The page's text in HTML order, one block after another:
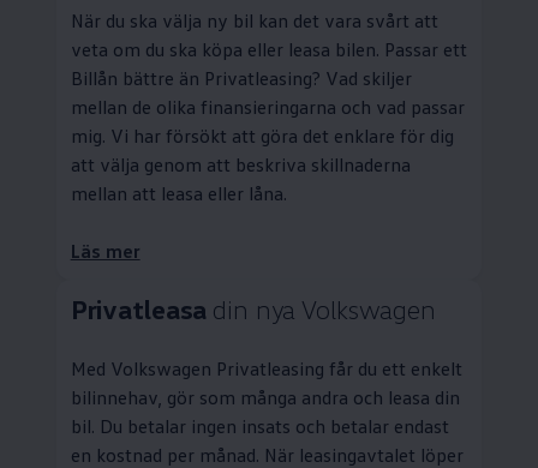
När du ska välja ny bil kan det vara svårt att
veta om du ska köpa eller leasa bilen. Passar ett
Billån bättre än Privatleasing? Vad skiljer
mellan de olika finansieringarna och vad passar
mig. Vi har försökt att göra det enklare för dig
att välja genom att beskriva skillnaderna
mellan att leasa eller låna.
Läs mer
Privatleasa din nya Volkswagen
Med Volkswagen Privatleasing får du ett enkelt
bilinnehav, gör som många andra och leasa din
bil. Du betalar ingen insats och betalar endast
en kostnad per månad. När leasingavtalet löper